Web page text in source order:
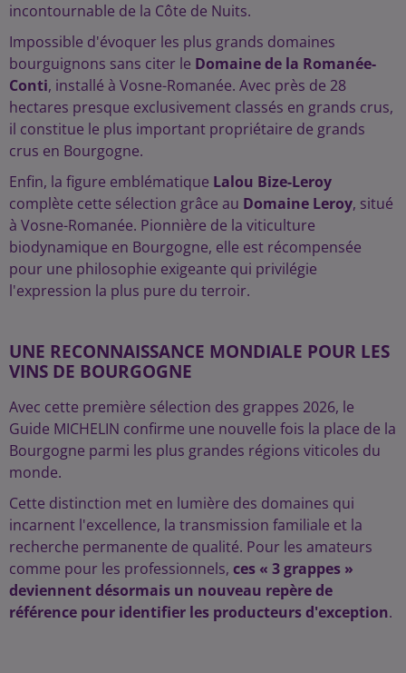
incontournable de la Côte de Nuits.
Impossible d'évoquer les plus grands domaines
bourguignons sans citer le Domaine de la Romanée-
Conti, installé à Vosne-Romanée. Avec près de 28
hectares presque exclusivement classés en grands crus,
il constitue le plus important propriétaire de grands
crus en Bourgogne.
Enfin, la figure emblématique Lalou Bize-Leroy
complète cette sélection grâce au Domaine Leroy, situé
à Vosne-Romanée. Pionnière de la viticulture
biodynamique en Bourgogne, elle est récompensée
pour une philosophie exigeante qui privilégie
l'expression la plus pure du terroir.
UNE RECONNAISSANCE MONDIALE POUR LES
VINS DE BOURGOGNE
Avec cette première sélection des grappes 2026, le
Guide MICHELIN confirme une nouvelle fois la place de la
Bourgogne parmi les plus grandes régions viticoles du
monde.
Cette distinction met en lumière des domaines qui
incarnent l'excellence, la transmission familiale et la
recherche permanente de qualité. Pour les amateurs
comme pour les professionnels, ces « 3 grappes »
deviennent désormais un nouveau repère de
référence pour identifier les producteurs d'exception.